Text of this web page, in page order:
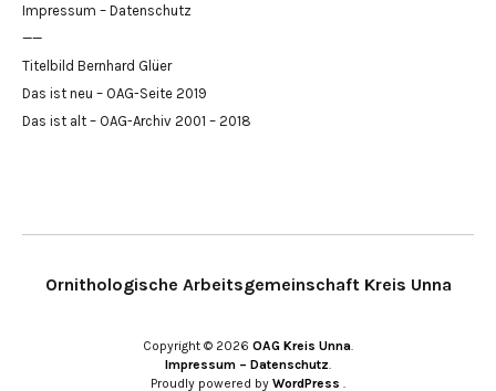
Impressum – Datenschutz
——
Titelbild Bernhard Glüer
Das ist neu – OAG-Seite 2019
Das ist alt – OAG-Archiv 2001 – 2018
Ornithologische Arbeitsgemeinschaft Kreis Unna
Copyright © 2026 OAG Kreis Unna
Impressum – Datenschutz
Proudly powered by WordPress